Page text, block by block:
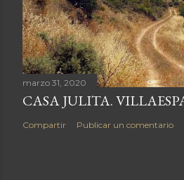
marzo 31, 2020
CASA JULITA.
Compartir Publicar un comentario